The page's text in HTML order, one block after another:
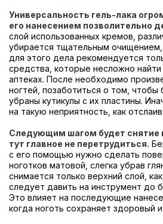
Универсальность гель-лака
его нанесением позволительно
слой использованных кремов,
убирается тщательным очищением,
для этого дела рекомендуется
средства, которые несложно найти
аптеках. После необходимо
ногтей, позаботиться о том,
убраны кутикулы с их пластины.
на такую неприятность, как
Следующим шагом будет снятие
тут главное не перетрудиться.
с его помощью нужно сделать
ноготков матовой, слегка убрав
снимается только верхний слой,
следует давить на инструмент до
Это влияет на последующие
когда ноготь сохраняет здоровый